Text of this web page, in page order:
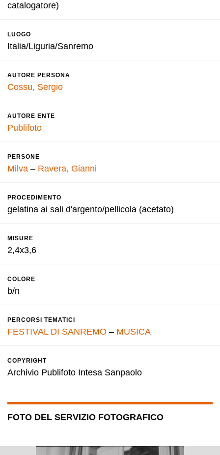
catalogatore)
LUOGO
Italia/Liguria/Sanremo
AUTORE PERSONA
Cossu, Sergio
AUTORE ENTE
Publifoto
PERSONE
Milva – Ravera, Gianni
PROCEDIMENTO
gelatina ai sali d'argento/pellicola (acetato)
MISURE
2,4x3,6
COLORE
b/n
PERCORSI TEMATICI
FESTIVAL DI SANREMO – MUSICA
COPYRIGHT
Archivio Publifoto Intesa Sanpaolo
FOTO DEL SERVIZIO FOTOGRAFICO